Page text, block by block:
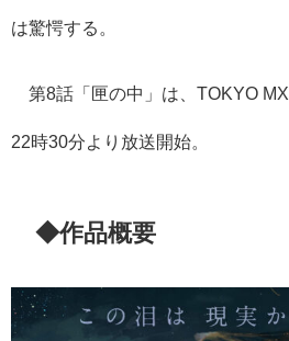
は驚愕する。
第8話「匣の中」は、 TOKYO MX
22時30分より放送開始。
◆作品概要